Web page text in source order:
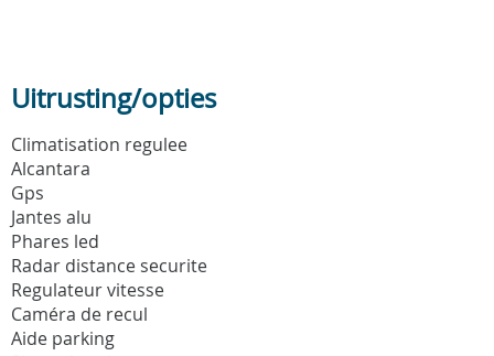
Uitrusting/opties
Climatisation regulee
Alcantara
Gps
Jantes alu
Phares led
Radar distance securite
Regulateur vitesse
Caméra de recul
Aide parking